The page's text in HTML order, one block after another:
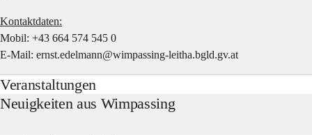
Kontaktdaten:
Mobil: +43 664 574 545 0
E-Mail: ernst.edelmann@wimpassing-leitha.bgld.gv.at
Veranstaltungen
Neuigkeiten aus Wimpassing